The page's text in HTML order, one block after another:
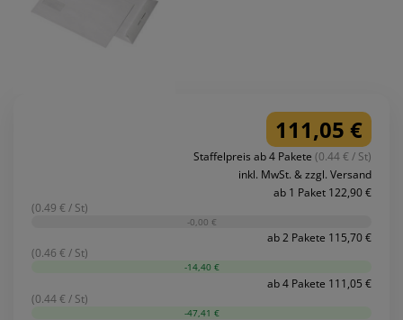
111,05 €
Staffelpreis ab 4 Pakete (0.44 € / St)
inkl. MwSt. & zzgl. Versand
ab 1 Paket 122,90 €
(0.49 € / St)
-0,00 €
ab 2 Pakete 115,70 €
(0.46 € / St)
-14,40 €
ab 4 Pakete 111,05 €
(0.44 € / St)
-47,41 €